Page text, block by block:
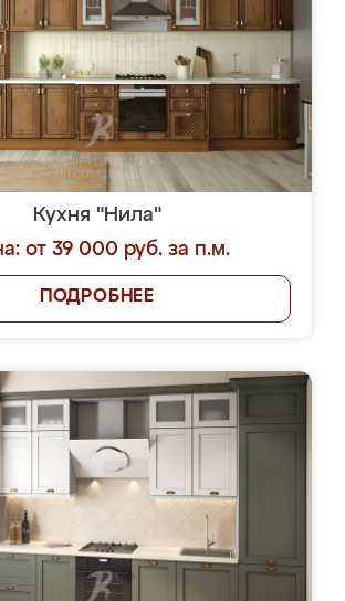
Кухня "Нила"
от 39 000 руб. за п.м.
ПОДРОБНЕЕ